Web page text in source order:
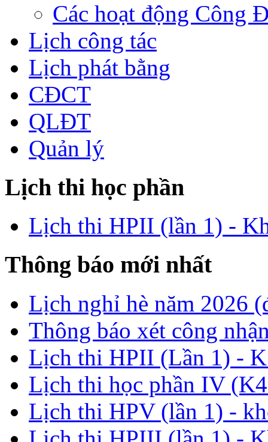
Các hoạt động Công
Lịch công tác
Lịch phát bằng
CĐCT
QLĐT
Quản lý
Lịch thi học phần
Lịch thi HPII (lần 1) -
Thông báo mới nhất
Lịch nghỉ hè năm 2026
Thông báo xét công
Lịch thi HPII (Lần 1) -
Lịch thi học phần IV
Lịch thi HPV (lần 1) -